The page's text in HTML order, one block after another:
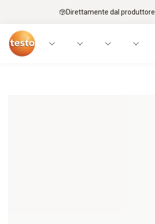
Direttamente dal produttore